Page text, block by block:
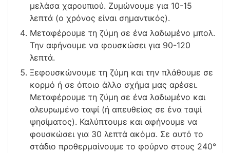
μελάσα χαρουπιού. Ζυμώνουμε για 10-15
λεπτά (ο χρόνος είναι σημαντικός).
Μεταφέρουμε τη ζύμη σε ένα λαδωμένο μπολ.
Την αφήνουμε να φουσκώσει για 90-120
λεπτά.
Ξεφουσκώνουμε τη ζύμη και την πλάθουμε σε
κορμό ή σε όποιο άλλο σχήμα μας αρέσει.
Μεταφέρουμε τη ζύμη σε ένα λαδωμένο και
αλευρωμένο ταψί (ή απευθείας σε ένα ταψί
ψησίματος). Καλύπτουμε και αφήνουμε να
φουσκώσει για 30 λεπτά ακόμα. Σε αυτό το
στάδιο προθερμαίνουμε το φούρνο στους 240°